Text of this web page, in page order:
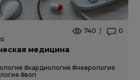
740 0
медицина
#кардиология #неврология
#воп